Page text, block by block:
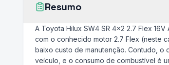
Resumo
A Toyota Hilux SW4 SR 4x2 2.7 Flex
com o conhecido motor 2.7 Flex (neste
baixo custo de manutenção. Contudo,
veículo, e o consumo de combustível é